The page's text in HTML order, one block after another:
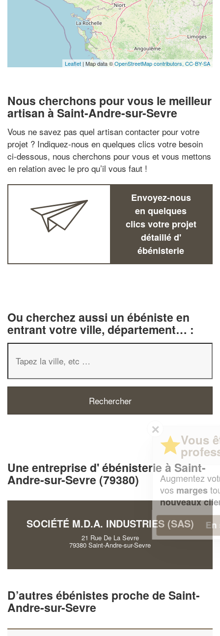
Leaflet | Map data ©OpenStreetMap contributors, CC-BY-SA
Nous cherchons pour vous le meilleur
artisan à Saint-Andre-sur-Sevre
Vous ne savez pas quel artisan contacter pour votre
projet ? Indiquez-nous en quelques clics votre besoin
ci-dessous, nous cherchons pour vous et vous mettons
en relation avec le pro qu’il vous faut !
Envoyez-nous
en quelques
clics votre projet
détaillé d'
ébénisterie
Ou cherchez aussi un ébéniste en
entrant votre ville, département… :
Une entreprise d' ébénisterie à Saint-
Andre-sur-Sevre (79380)
SOCIÉTÉ M.D.A. INDUSTRIES (SAS)
21 Rue De La Sevre
79380 Saint-Andre-sur-Sevre
D’autres ébénistes proche de Saint-
Andre-sur-Sevre
professionnel ?
Augmentez votrechiffre d'affaireset
marges
tout en gagnant de
nouveaux clients!
En savoir plus